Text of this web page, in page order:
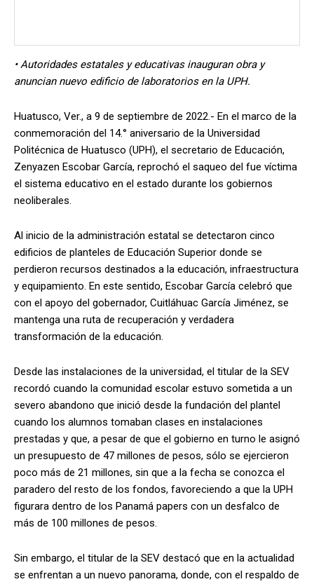
• Autoridades estatales y educativas inauguran obra y
anuncian nuevo edificio de laboratorios en la UPH.
Huatusco, Ver., a 9 de septiembre de 2022.- En el marco de la
conmemoración del 14.° aniversario de la Universidad
Politécnica de Huatusco (UPH), el secretario de Educación,
Zenyazen Escobar García, reprochó el saqueo del fue víctima
el sistema educativo en el estado durante los gobiernos
neoliberales.
Al inicio de la administración estatal se detectaron cinco
edificios de planteles de Educación Superior donde se
perdieron recursos destinados a la educación, infraestructura
y equipamiento. En este sentido, Escobar García celebró que
con el apoyo del gobernador, Cuitláhuac García Jiménez, se
mantenga una ruta de recuperación y verdadera
transformación de la educación.
Desde las instalaciones de la universidad, el titular de la SEV
recordó cuando la comunidad escolar estuvo sometida a un
severo abandono que inició desde la fundación del plantel
cuando los alumnos tomaban clases en instalaciones
prestadas y que, a pesar de que el gobierno en turno le asignó
un presupuesto de 47 millones de pesos, sólo se ejercieron
poco más de 21 millones, sin que a la fecha se conozca el
paradero del resto de los fondos, favoreciendo a que la UPH
figurara dentro de los Panamá papers con un desfalco de
más de 100 millones de pesos.
Sin embargo, el titular de la SEV destacó que en la actualidad
se enfrentan a un nuevo panorama, donde, con el respaldo de